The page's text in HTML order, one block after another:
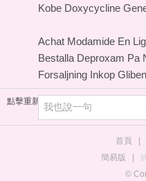
Kobe Doxycycline
Achat Modamide En
Bestalla Deproxam Pa
Forsaljning Inkop
點擊重新加載
首頁
簡易版
©